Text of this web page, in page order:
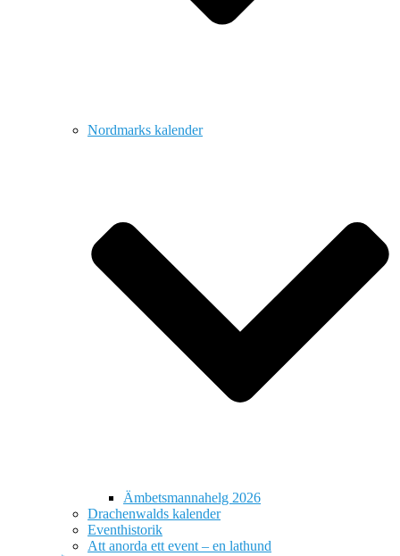
Nordmarks kalender
Ämbetsmannahelg 2026
Drachenwalds kalender
Eventhistorik
Att anorda ett event – en lathund